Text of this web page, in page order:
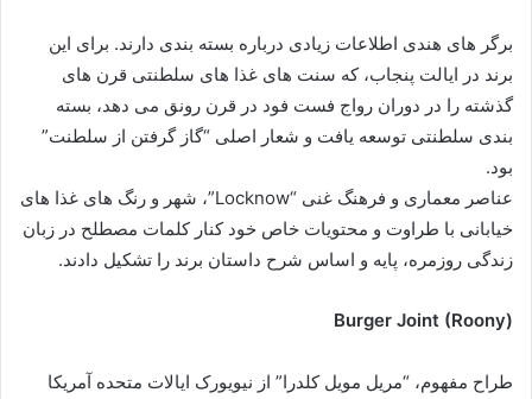
برگر های هندی اطلاعات زیادی درباره بسته بندی دارند. برای این
برند در ایالت پنجاب، که سنت های غذا های سلطنتی قرن های
گذشته را در دوران رواج فست فود در قرن رونق می دهد، بسته
بندی سلطنتی توسعه یافت و شعار اصلی “گاز گرفتن از سلطنت”
بود.
عناصر معماری و فرهنگ غنی “Locknow”، شهر و رنگ های غذا های
خیابانی با طراوت و محتویات خاص خود کنار کلمات مصطلح در زبان
زندگی روزمره، پایه و اساس شرح داستان برند را تشکیل دادند.
Burger Joint (Roony)
طراح مفهوم، “مریل مویل کلدرا” از نیویورک ایالات متحده آمریکا